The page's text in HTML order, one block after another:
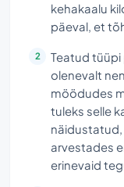
kehakaalu
päeval, et
Teatud tüüpi
olenevalt
möödudes
tuleks selle
näidustatud,
arvestades
erinevaid